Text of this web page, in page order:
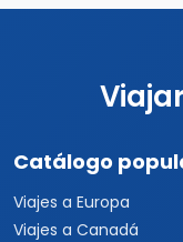
Catálogo
Viajes a Europa
Viajes a Canadá